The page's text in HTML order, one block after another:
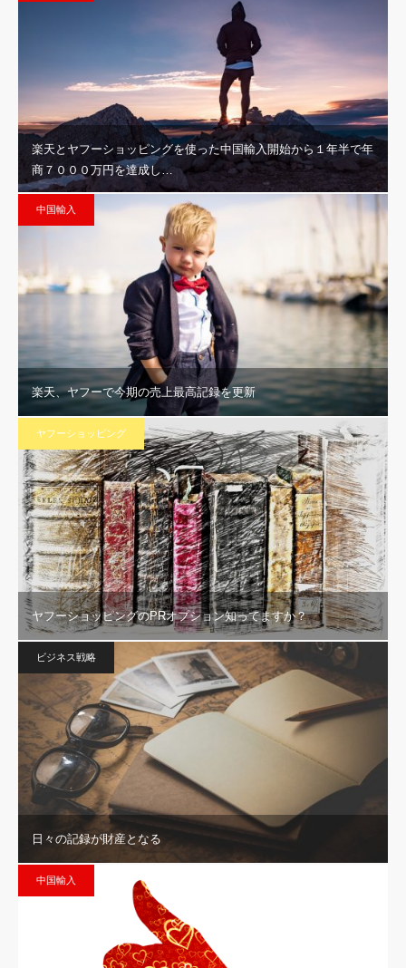
楽天とヤフーショッピングを使った中国輸入開始から１年半で年
商７０００万円を達成し…
中国輸入
楽天、ヤフーで今期の売上最高記録を更新
ヤフーショッピング
ヤフーショッピングのPRオプション知ってますか？
ビジネス戦略
日々の記録が財産となる
中国輸入